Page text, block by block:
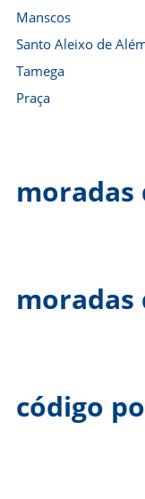
Manscos
Santo Aleixo de
Tamega
Praça
moradas
moradas
código